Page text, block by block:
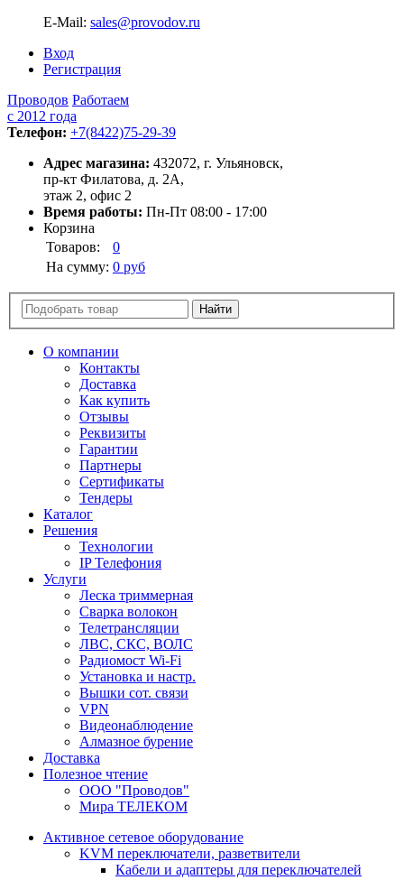
E-Mail: sales@provodov.ru
Вход
Регистрация
Проводов Работаем
с 2012 года
Телефон: +7(8422)75-29-39
Адрес магазина: 432072, г. Ульяновск,
пр-кт Филатова, д. 2А,
этаж 2, офис 2
Время работы: Пн-Пт 08:00 - 17:00
Корзина
Товаров:
0
На сумму: 0 руб
О компании
Контакты
Доставка
Как купить
Отзывы
Реквизиты
Гарантии
Партнеры
Сертификаты
Тендеры
Каталог
Решения
Технологии
IP Телефония
Услуги
Леска триммерная
Сварка волокон
Телетрансляции
ЛВС, СКС, ВОЛС
Радиомост Wi-Fi
Установка и настр.
Вышки сот. связи
VPN
Видеонаблюдение
Алмазное бурение
Доставка
Полезное чтение
ООО "Проводов"
Мира ТЕЛЕКОМ
Активное сетевое оборудование
KVM переключатели, разветвители
Кабели и адаптеры для переключателей